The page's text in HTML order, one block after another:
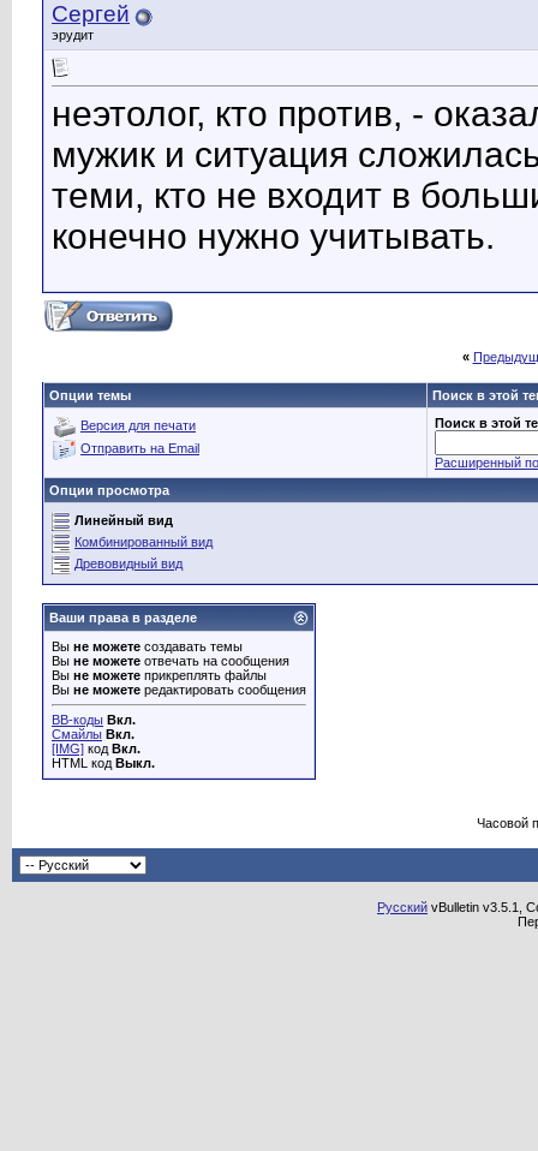
Сергей
эрудит
неэтолог, кто против, -
мужик и ситуация
теми, кто не входит в
конечно нужно учитывать.
«
Опции темы Поиск в этой
Версия для печати
Отправить на Email
Поиск в этой
Расширенный
Опции просмотра
Линейный вид
Комбинированный вид
Древовидный вид
Ваши права в разделе
Вы не можете создавать темы
Вы не можете отвечать на сообщения
Вы не можете прикреплять файлы
Вы не можете редактировать сообщения
BB-коды Вкл.
Смайлы Вкл.
[IMG] код Вкл.
HTML код Выкл.
Часовой
Русский vBulletin v3.5.1,